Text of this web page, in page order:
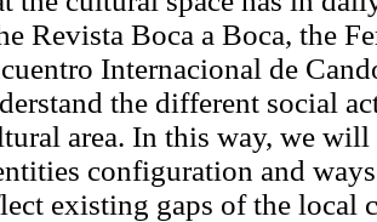
Revista Boca a Boca, the
Internacional de
the different social
area. In this way, we
configuration and
existing gaps of the local